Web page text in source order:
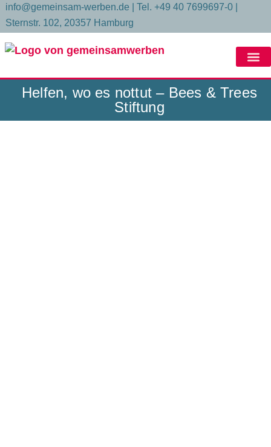
springen
info@gemeinsam-werben.de | Tel. +49 40 7699697-0 |
Sternstr. 102, 20357 Hamburg
Helfen, wo es
Helfen, wo es nottut – Bees & Trees
Stiftung